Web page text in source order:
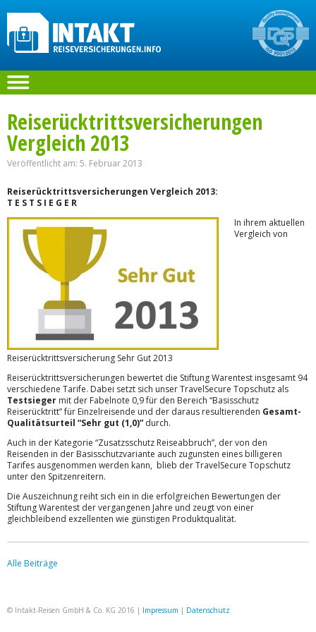
Reiserücktrittsversicherungen
Vergleich 2013
Veröffentlicht am: 5. Februar 2013
Reiserücktrittsversicherungen Vergleich 2013:
T E S T S I E G E R
Reiserücktrittsversicherung Sehr Gut 2013
In ihrem aktuellen
Vergleich von
Reiserücktrittsversicherungen bewertet die Stiftung Warentest insgesamt 94
verschiedene Tarife. Dabei setzt sich unser TravelSecure Topschutz als
Testsieger mit der Fabelnote 0,9 für den Bereich “Basisschutz
Reiserücktritt” für Einzelreisende und der daraus resultierenden Gesamt-
Qualitätsurteil “Sehr gut (1,0)” durch.
Auch in der Kategorie “Zusatzsschutz Reiseabbruch”, der von den
Reisenden in der Basisschutzvariante auch zugunsten eines billigeren
Tarifes ausgenommen werden kann, blieb der TravelSecure Topschutz
unter den Spitzenreitern.
Die Auszeichnung reiht sich ein in die erfolgreichen Bewertungen der
Stiftung Warentest der vergangenen Jahre und zeugt von einer
gleichbleibend exzellenten wie günstigen Produktqualität.
Alle Beiträge
© Intakt-Reisen GmbH & Co. KG 2016 | Impressum | Datenschutz